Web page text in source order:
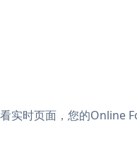
实时页面，您的Online